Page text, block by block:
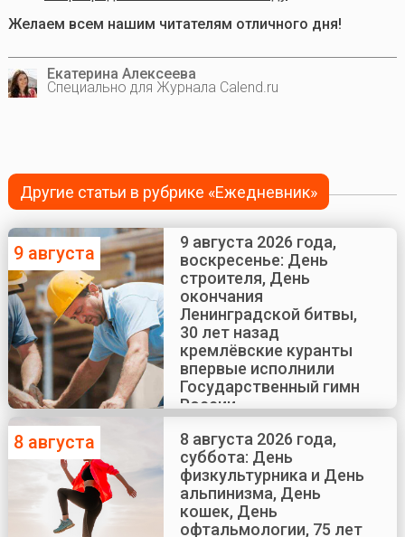
Желаем всем нашим читателям отличного дня!
Екатерина Алексеева
Специально для Журнала Calend.ru
Другие статьи в рубрике «Ежедневник»
9 августа
9 августа 2026 года,
воскресенье: День
строителя, День
окончания
Ленинградской битвы,
30 лет назад
кремлёвские куранты
впервые исполнили
Государственный гимн
России
8 августа
8 августа 2026 года,
суббота: День
физкультурника и День
альпинизма, День
кошек, День
офтальмологии, 75 лет